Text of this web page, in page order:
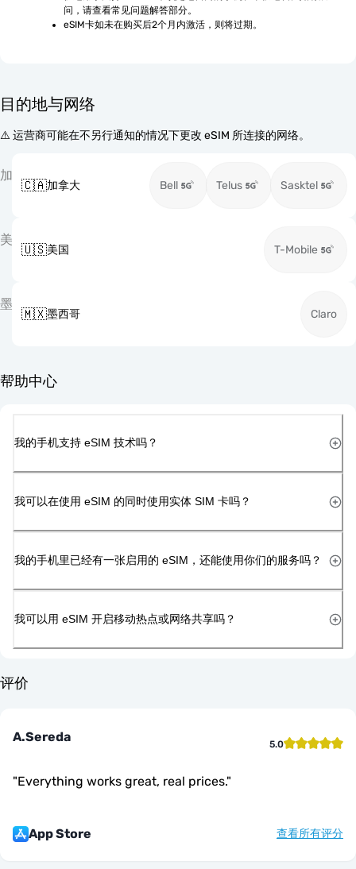
问，请查看常见问题解答部分。
eSIM卡如未在购买后2个月内激活，则将过期。
目的地与网络
⚠️ 运营商可能在不另行通知的情况下更改 eSIM 所连接的网络。
加
🇨🇦加拿大 Bell Telus Sasktel
美
🇺🇸美国 T-Mobile
墨
🇲🇽墨西哥 Claro
帮助中心
我的手机支持 eSIM 技术吗？
我可以在使用 eSIM 的同时使用实体 SIM 卡吗？
我的手机里已经有一张启用的 eSIM，还能使用你们的服务吗？
我可以用 eSIM 开启移动热点或网络共享吗？
评价
A.Sereda 5.0
"Everything works great, real prices."
App Store 查看所有评分